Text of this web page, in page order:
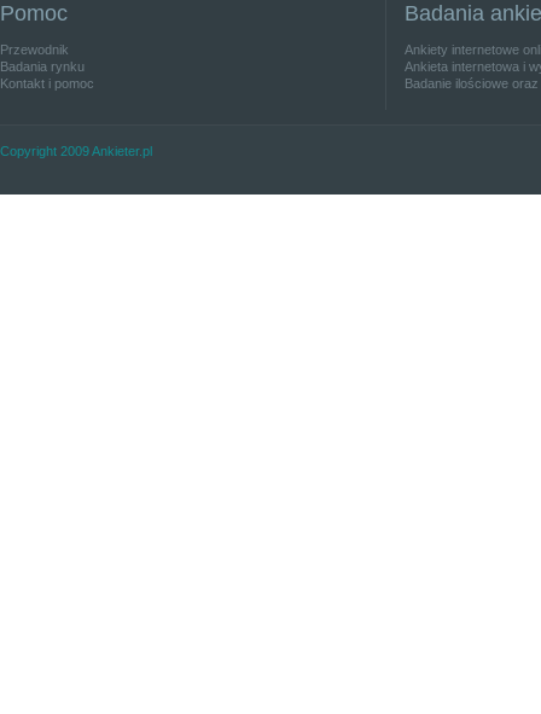
Pomoc
Przewodnik
Badania rynku
Kontakt i pomoc
Badania
Ankiety internetowe
Ankieta internetowa i
Badanie ilościowe
Copyright 2009 Ankieter.pl